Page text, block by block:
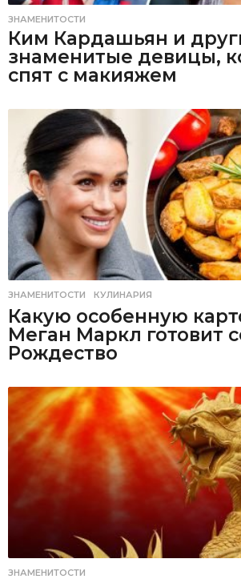
ЗНАМЕНИТОСТИ
Ким Кардашьян и
знаменитые девицы,
спят с макияжем
ЗНАМЕНИТОСТИ ,КУЛИНАРИЯ
Какую особенную
Меган Маркл готовит
Рождество
ЗНАМЕНИТОСТИ